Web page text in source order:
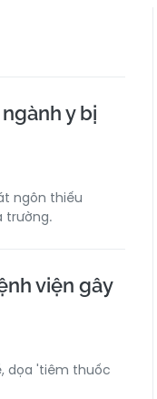
y bị
ngôn thiếu
trường.
viện gây
dọa 'tiêm thuốc